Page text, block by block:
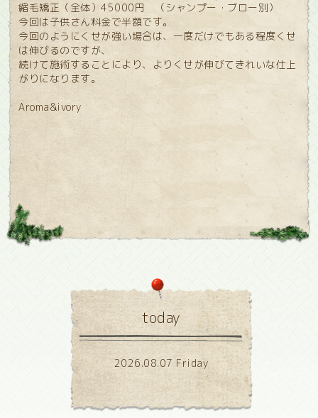
縮毛矯正（全体）45000円 （シャンプー・ブロー別）
今回は子供さん料金で半額です。
今回のようにくせが強い場合は、一度だけでもある程度くせ
は伸びるのですが、
続けて施術することにより、よりくせが伸びてきれいな仕上
がりになります。
Aroma&ivory
today
2026.08.07 Friday